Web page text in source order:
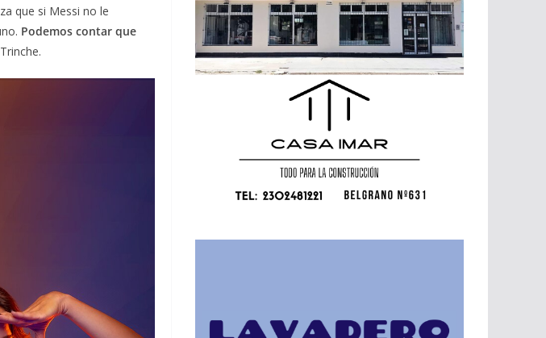
que si Messi no le
Podemos contar que